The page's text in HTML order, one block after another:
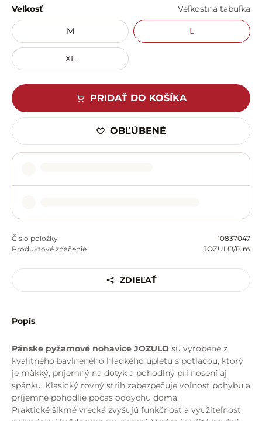
Veľkosť Veľkostná tabuľka
M L
XL
PRIDAŤ DO KOŠÍKA
OBĽÚBENÉ
Číslo položky
10837047
Produktové značenie
JOZULO/B m
ZDIEĽAŤ
Popis
Pánske pyžamové nohavice JOZULO sú vyrobené z
kvalitného bavlneného hladkého úpletu s potlačou, ktorý
je mäkký, príjemný na dotyk a pohodlný pri nosení aj
spánku. Klasický rovný strih zabezpečuje voľnosť pohybu a
príjemné pohodlie počas oddychu doma.
Praktické šikmé vrecká zvyšujú funkčnosť a využiteľnosť